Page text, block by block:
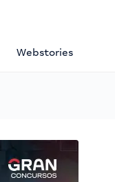
Webstories